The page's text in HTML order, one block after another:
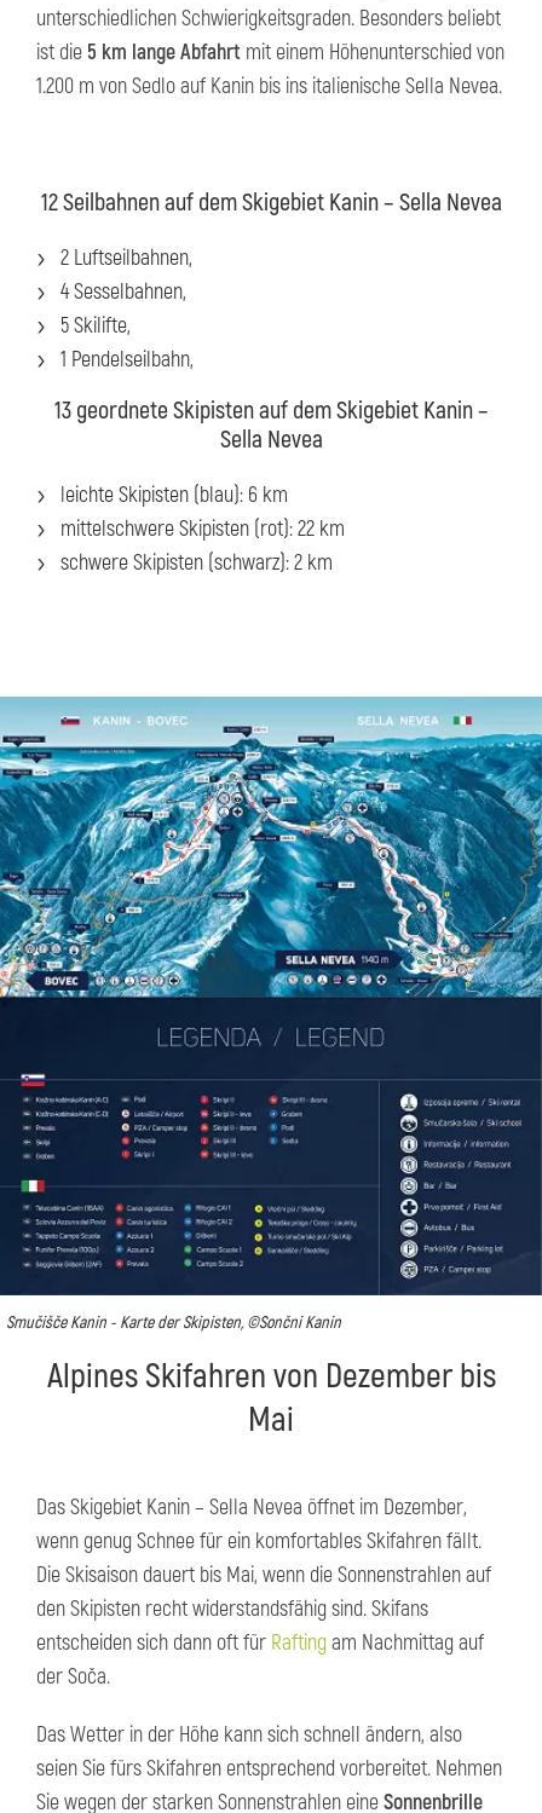
unterschiedlichen Schwierigkeitsgraden. Besonders beliebt
ist die 5 km lange Abfahrt mit einem Höhenunterschied von
1.200 m von Sedlo auf Kanin bis ins italienische Sella Nevea.
12 Seilbahnen auf dem Skigebiet Kanin – Sella Nevea
2 Luftseilbahnen,
4 Sesselbahnen,
5 Skilifte,
1 Pendelseilbahn,
13 geordnete Skipisten auf dem Skigebiet Kanin –
Sella Nevea
leichte Skipisten (blau): 6 km
mittelschwere Skipisten (rot): 22 km
schwere Skipisten (schwarz): 2 km
Smučišče Kanin - Karte der Skipisten, ©Sončni Kanin
Alpines Skifahren von Dezember bis
Mai
Das Skigebiet Kanin – Sella Nevea öffnet im Dezember,
wenn genug Schnee für ein komfortables Skifahren fällt.
Die Skisaison dauert bis Mai, wenn die Sonnenstrahlen auf
den Skipisten recht widerstandsfähig sind. Skifans
entscheiden sich dann oft für Raftingam Nachmittag auf
der Soča.
Das Wetter in der Höhe kann sich schnell ändern, also
seien Sie fürs Skifahren entsprechend vorbereitet. Nehmen
Sie wegen der starken Sonnenstrahlen eineSonnenbrille